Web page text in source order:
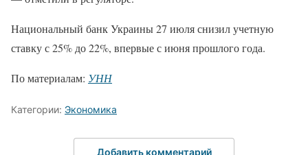
Национальный банк Украины 27 июля снизил учетную
ставку с 25% до 22%, впервые с июня прошлого года.
По материалам: УНН
Категории: Экономика
Добавить комментарий